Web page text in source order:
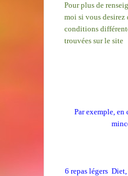
Pour plus de
moi si vous desirez
conditions
trouvées sur le site
Par exemple, en
6 repas légers